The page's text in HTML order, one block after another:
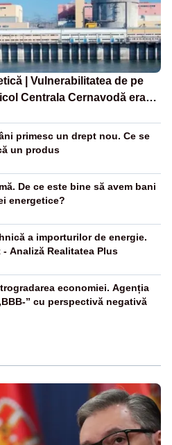
| Vulnerabilitatea de pe
Centrala Cernavodă era
Ceaușescu
primesc un drept nou. Ce se
un produs
De ce este bine să avem bani
energetice?
a importurilor de energie.
Analiză Realitatea Plus
economiei. Agenția
” cu perspectivă negativă